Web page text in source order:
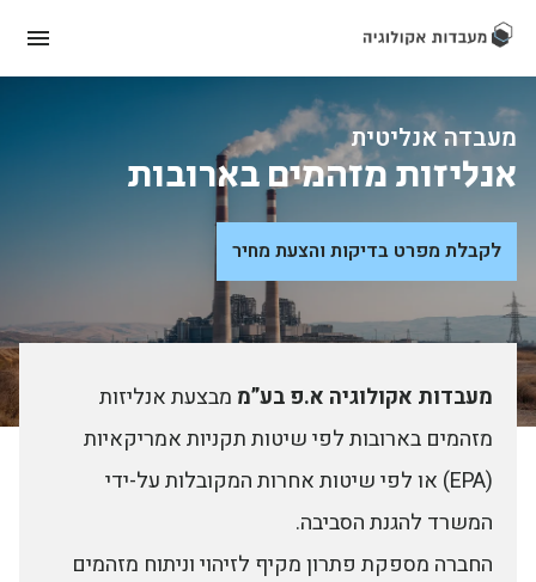
מעבדה אנליטית
אנליזות מזהמים בארובות
לקבלת מפרט בדיקות והצעת מחיר
מעבדות אקולוגיה א.פ בע”מ מבצעת אנליזות
מזהמים בארובות לפי שיטות תקניות אמריקאיות
(EPA) או לפי שיטות אחרות המקובלות על-ידי
המשרד להגנת הסביבה.
החברה מספקת פתרון מקיף לזיהוי וניתוח מזהמים